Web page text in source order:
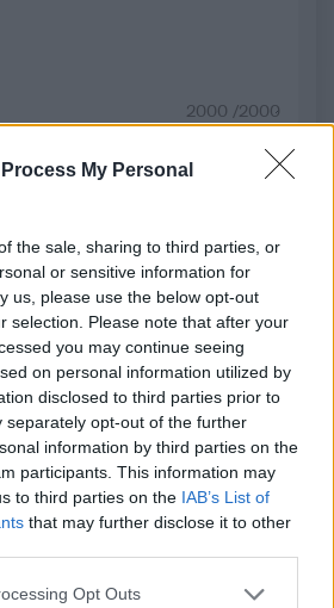
My Personal
the sale, sharing to third parties, or
or sensitive information for
us, please use the below opt-out
selection. Please note that after your
you may continue seeing
on personal information utilized by
disclosed to third parties prior to
separately opt-out of the further
information by third parties on the
participants. This information may
to third parties on the IAB’s List of
that may further disclose it to other
app uses one or more Google
Opt Outs
2000 /2000
Υποβολή σχολίου
Αθλητικά
ΑΝΤΕΤΟΚΟΥΝΜΠΟ
ΑΝΤΕΤΟΚΟΥΝΜΠΟ
στο Google News
και
για όλη την ειδησεογραφία και τα